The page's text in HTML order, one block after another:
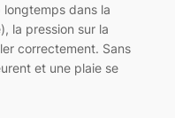
dans la
la pression sur la
correctement. Sans
et une plaie se